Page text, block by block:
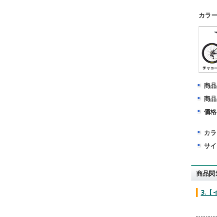
カラ
商
商
価格
カ
サ
商品
3.【